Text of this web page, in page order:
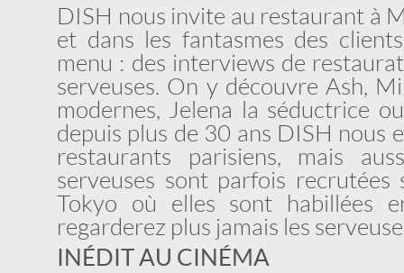
DISH nous invite au restaurant à
et dans les fantasmes des
menu : des interviews de
serveuses. On y découvre Ash,
modernes, Jelena la séductrice
depuis plus de 30 ans DISH nous
restaurants parisiens, mais
serveuses sont parfois
Tokyo où elles sont habillées
regarderez plus jamais les
INÉDIT AU CINÉMA